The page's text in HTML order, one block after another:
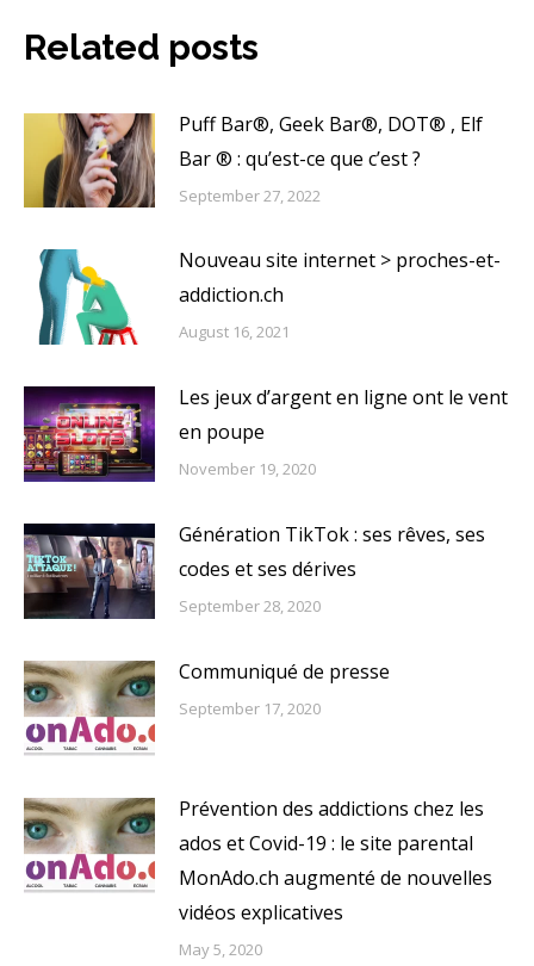
Related posts
Puff Bar®, Geek Bar®, DOT® , Elf
Bar ® : qu’est-ce que c’est ?
September 27, 2022
Nouveau site internet > proches-et-
addiction.ch
August 16, 2021
Les jeux d’argent en ligne ont le vent
en poupe
November 19, 2020
Génération TikTok : ses rêves, ses
codes et ses dérives
September 28, 2020
Communiqué de presse
September 17, 2020
Prévention des addictions chez les
ados et Covid-19 : le site parental
MonAdo.ch augmenté de nouvelles
vidéos explicatives
May 5, 2020